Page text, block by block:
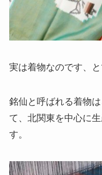
実は着物なのです、
銘仙と呼ばれる着物
て、北関東を中心に
す。